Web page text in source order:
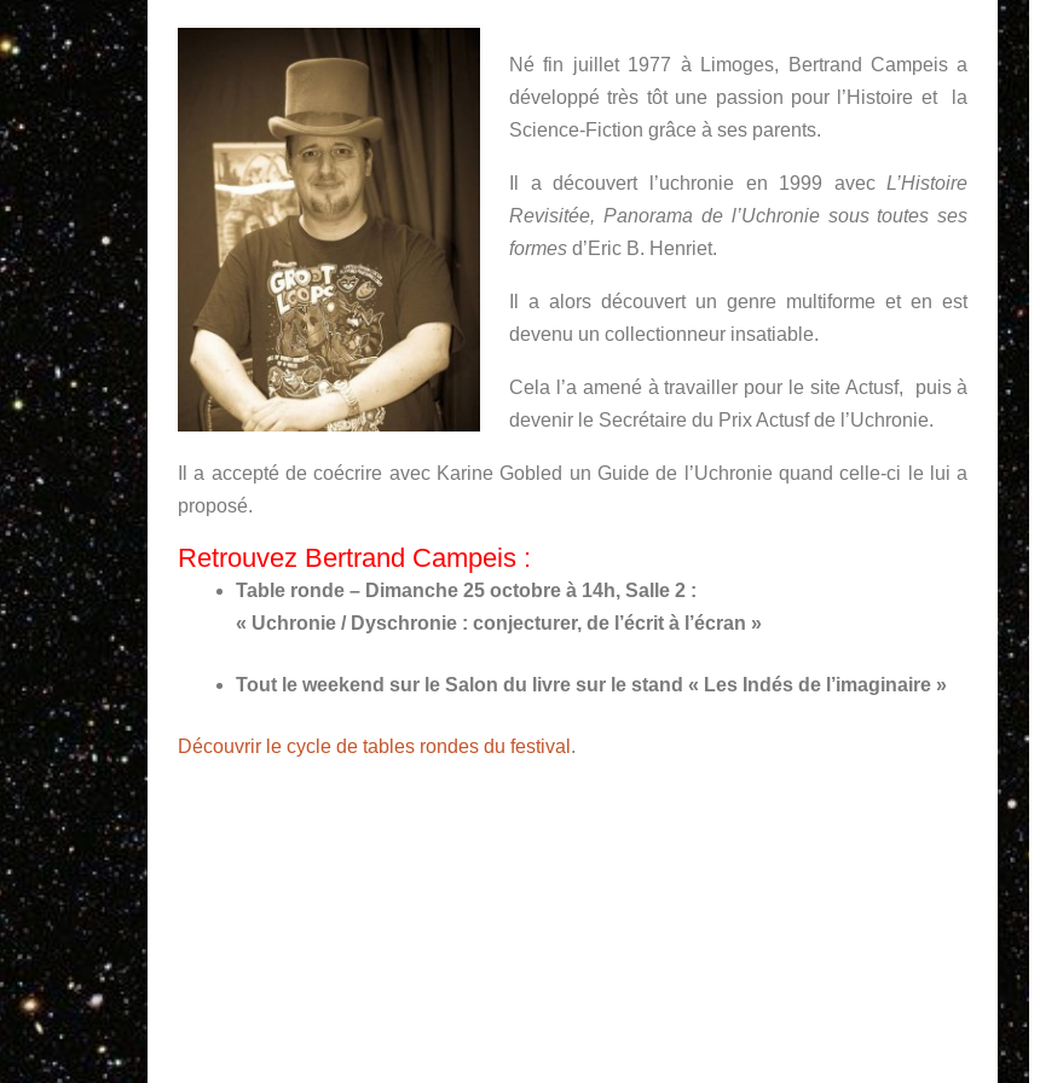
Né fin juillet 1977 à Limoges, Bertrand Campeis a
développé très tôt une passion pour l’Histoire et la
Science-Fiction grâce à ses parents.
Il a découvert l’uchronie en 1999 avecL’Histoire
Revisitée, Panorama de l’Uchronie sous toutes ses
formes d’Eric B. Henriet.
Il a alors découvert un genre multiforme et en est
devenu un collectionneur insatiable.
Cela l’a amené à travailler pour le site Actusf, puis à
devenir le Secrétaire du Prix Actusf de l’Uchronie.
Il a accepté de coécrire avec Karine Gobled un Guide de l’Uchronie quand celle-ci le lui a
proposé.
Retrouvez Bertrand Campeis :
Table ronde – Dimanche 25 octobre à 14h, Salle 2 :
« Uchronie / Dyschronie : conjecturer, de l’écrit à l’écran »
Tout le weekend sur le Salon du livre sur le stand « Les Indés de l’imaginaire »
Découvrir le cycle de tables rondes du festival .